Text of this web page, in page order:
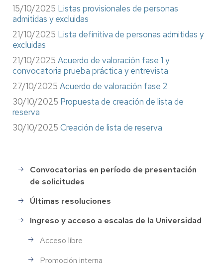
15/10/2025 Listas provisionales de personas
admitidas y excluidas
21/10/2025 Lista definitiva de personas admitidas y
excluidas
21/10/2025 Acuerdo de valoración fase 1 y
convocatoria prueba práctica y entrevista
27/10/2025 Acuerdo de valoración fase 2
30/10/2025 Propuesta de creación de lista de
reserva
30/10/2025 Creación de lista de reserva
Selección
de
Personal
Convocatorias en período de presentación
de solicitudes
Últimas resoluciones
Ingreso y acceso a escalas de la Universidad
Acceso libre
Promoción interna